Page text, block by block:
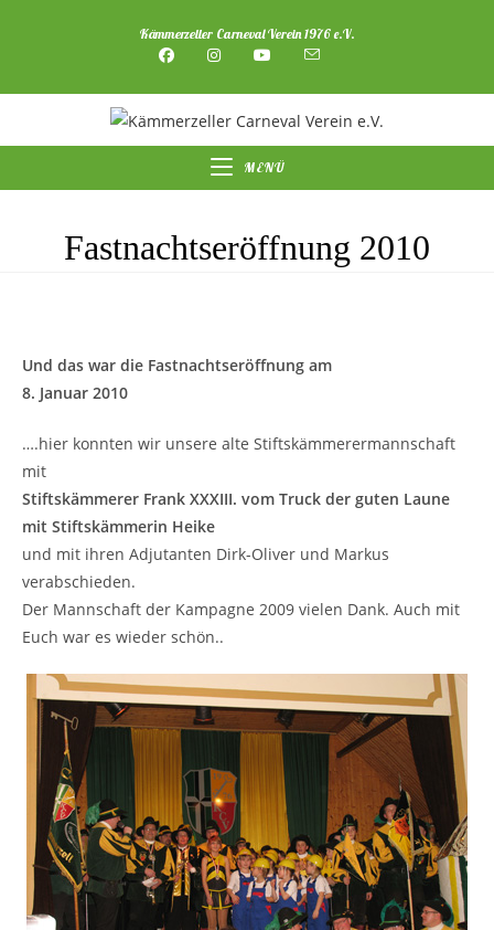
Kämmerzeller Carneval Verein 1976 e.V.
MENÜ
Fastnachtseröffnung 2010
Und das war die Fastnachtseröffnung am
8. Januar 2010
….hier konnten wir unsere alte Stiftskämmerermannschaft
mit
Stiftskämmerer Frank XXXIII. vom Truck der guten Laune
mit Stiftskämmerin Heike
und mit ihren Adjutanten Dirk-Oliver und Markus
verabschieden.
Der Mannschaft der Kampagne 2009 vielen Dank. Auch mit
Euch war es wieder schön..